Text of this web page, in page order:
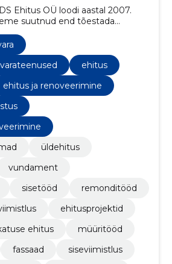
Ehitus OÜ loodi aastal 2007.
suutnud end tõestada
turul. Ettevõtte
ulatuslik kogemus
renoveerimistöid
vundamendist kuniehitus
ehitus ja renoveerimine
üldehitus
vundament
sisetööd
remonditööd
ehitusprojektid
ehitus
müüritööd
fassaad
siseviimistlus